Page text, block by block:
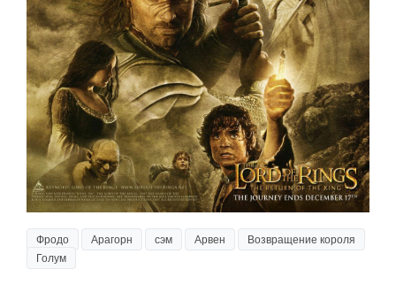
Фродо Арагорн сэм Арвен
Возвращение короля
Голум